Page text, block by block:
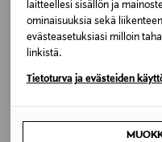
laitteellesi sisällön ja
ominaisuuksia sekä
evästeasetuksiasi milloin
linkistä.
Tietoturva ja evästeiden
huuhteluainetta. Ota
välittömästi ohjelman
värinmuutosten
Väri
BOGI